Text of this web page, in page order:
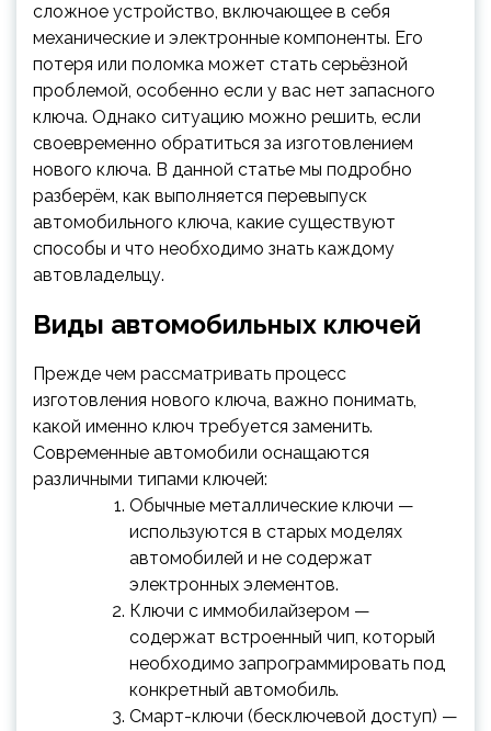
сложное устройство, включающее в себя
механические и электронные компоненты. Его
потеря или поломка может стать серьёзной
проблемой, особенно если у вас нет запасного
ключа. Однако ситуацию можно решить, если
своевременно обратиться за изготовлением
нового ключа. В данной статье мы подробно
разберём, как выполняется перевыпуск
автомобильного ключа, какие существуют
способы и что необходимо знать каждому
автовладельцу.
Виды автомобильных ключей
Прежде чем рассматривать процесс
изготовления нового ключа, важно понимать,
какой именно ключ требуется заменить.
Современные автомобили оснащаются
различными типами ключей:
Обычные металлические ключи —
используются в старых моделях
автомобилей и не содержат
электронных элементов.
Ключи с иммобилайзером —
содержат встроенный чип, который
необходимо запрограммировать под
конкретный автомобиль.
Смарт-ключи (бесключевой доступ) —